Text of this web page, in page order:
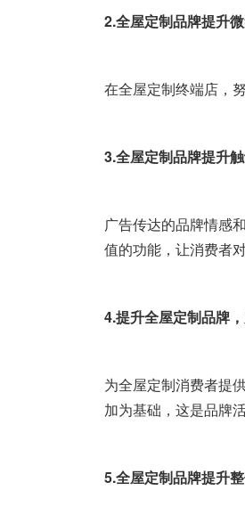
2.全屋定制品牌提升微
在全屋定制终端店，
3.全屋定制品牌提升触
广告传达的品牌情感
值的功能，让消费者
4.提升全屋定制品牌
为全屋定制消费者提
加为基础，这是品牌
5.全屋定制品牌提升